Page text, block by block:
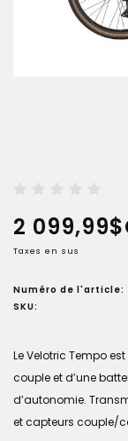
2
Taxes en sus
Numéro de l'article:
SKU:
Le Velotric Tempo
couple et d’une
d’autonomie.
et capteurs couple/